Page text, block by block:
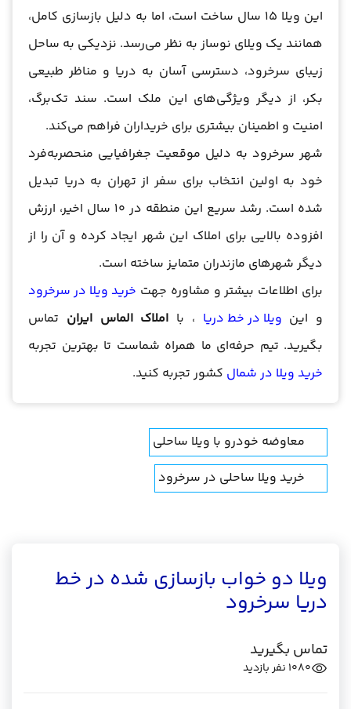
این ویلا 15 سال ساخت است، اما به دلیل بازسازی کامل،
همانند یک ویلای نوساز به نظر می‌رسد. نزدیکی به ساحل
زیبای سرخرود، دسترسی آسان به دریا و مناظر طبیعی
بکر، از دیگر ویژگی‌های این ملک است. سند تک‌برگ،
امنیت و اطمینان بیشتری برای خریداران فراهم می‌کند.
شهر سرخرود به دلیل موقعیت جغرافیایی منحصربه‌فرد
خود به اولین انتخاب برای سفر از تهران به دریا تبدیل
شده است. رشد سریع این منطقه در 10 سال اخیر، ارزش
افزوده بالایی برای املاک این شهر ایجاد کرده و آن را از
دیگر شهرهای مازندران متمایز ساخته است.
برای اطلاعات بیشتر و مشاوره جهت خرید ویلا در سرخرود
و این ویلا در خط دریا ، با املاک الماس ایران تماس
بگیرید. تیم حرفه‌ای ما همراه شماست تا بهترین تجربه
خرید ویلا در شمال کشور تجربه کنید.
معاوضه خودرو با ویلا ساحلی
خرید ویلا ساحلی در سرخرود
ویلا دو خواب بازسازی شده در خط
دریا سرخرود
تماس بگیرید
1080 نفر بازدید